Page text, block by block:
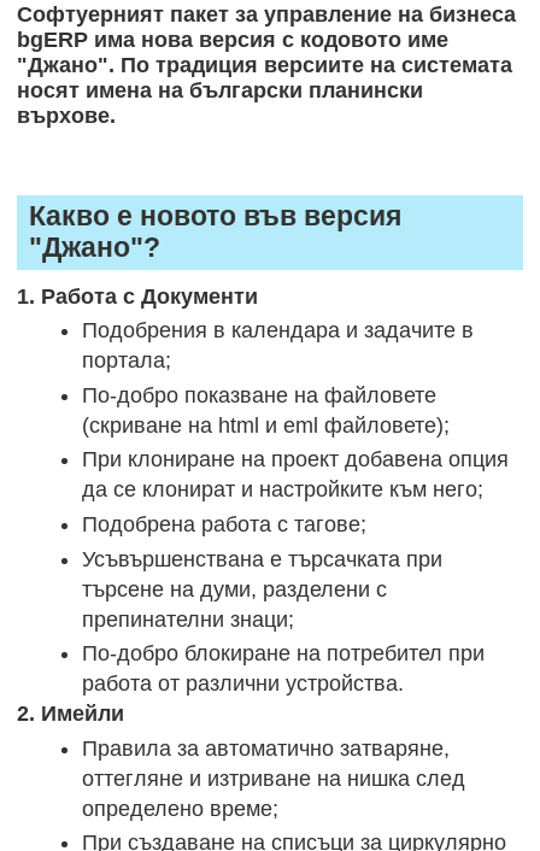
Софтуерният пакет за управление на бизнеса
bgERPима нова версия с кодовото име
"Джано". По традиция версиите на системата
носят имена на български планински
върхове.
Какво е новото във версия
"Джано"?
1. Работа с Документи
Подобрения в календара и задачите в
портала;
По-добро показване на файловете
(скриване на html и eml файловете);
При клониране на проект добавена опция
да се клонират и настройките към него;
Подобрена работа с тагове;
Усъвършенствана е търсачката при
търсене на думи, разделени с
препинателни знаци;
По-добро блокиране на потребител при
работа от различни устройства.
2. Имейли
Правила за автоматично затваряне,
оттегляне и изтриване на нишка след
определено време;
При създаване на списъци за циркулярно